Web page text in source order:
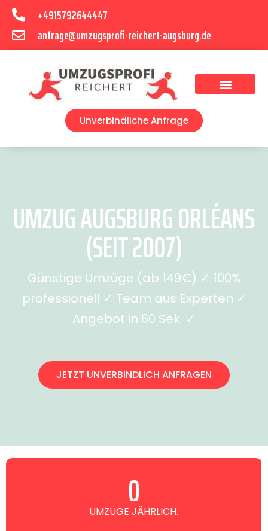
+4915792644447
anfrage@umzugsprofi-reichert-augsburg.de
Unverbindliche Anfrage
UMZUG AUGSBURG ORLÉANS
(SEIT 2007)
Günstige Umzüge (ab 149€) ✓ 100%
professionell ✓ Team aus Experten ✓
Angebot in 60 Sek. ✓
JETZT UNVERBINDLICH ANFRAGEN
UMZÜGE JÄHRLICH.
0